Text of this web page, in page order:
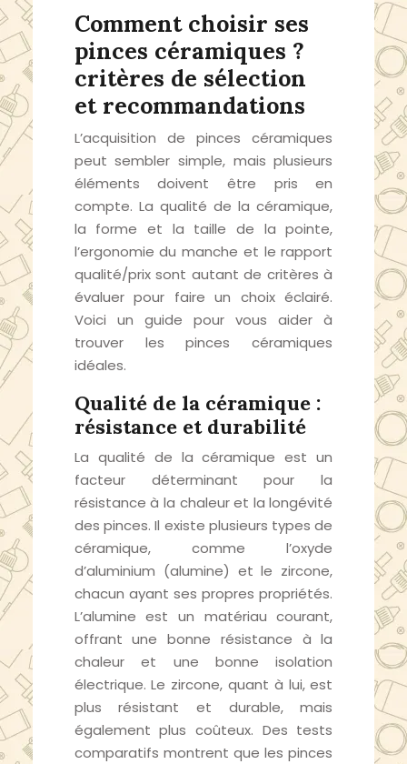
Comment choisir ses
pinces céramiques ?
critères de sélection
et recommandations
L’acquisition de pinces céramiques
peut sembler simple, mais plusieurs
éléments doivent être pris en
compte. La qualité de la céramique,
la forme et la taille de la pointe,
l’ergonomie du manche et le rapport
qualité/prix sont autant de critères à
évaluer pour faire un choix éclairé.
Voici un guide pour vous aider à
trouver les pinces céramiques
idéales.
Qualité de la céramique :
résistance et durabilité
La qualité de la céramique est un
facteur déterminant pour la
résistance à la chaleur et la longévité
des pinces. Il existe plusieurs types de
céramique, comme l’oxyde
d’aluminium (alumine) et le zircone,
chacun ayant ses propres propriétés.
L’alumine est un matériau courant,
offrant une bonne résistance à la
chaleur et une bonne isolation
électrique. Le zircone, quant à lui, est
plus résistant et durable, mais
également plus coûteux. Des tests
comparatifs montrent que les pinces